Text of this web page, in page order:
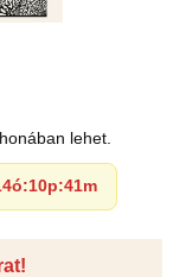
lehet.
:10p:40m